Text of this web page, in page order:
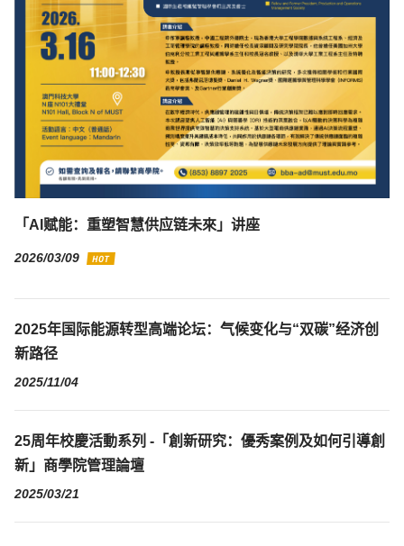
「AI赋能：重塑智慧供应链未來」讲座
2026/03/09
2025年国际能源转型高端论坛：气候变化与“双碳”经济创
新路径
2025/11/04
25周年校慶活動系列 -「創新研究：優秀案例及如何引導創
新」商學院管理論壇
2025/03/21